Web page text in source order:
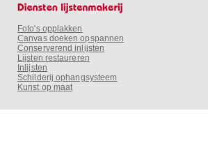
Foto's opplakken
Canvas doeken opspannen
Conserverend inlijsten
Lijsten restaureren
Inlijsten
Schilderij ophangsysteem
Kunst op maat